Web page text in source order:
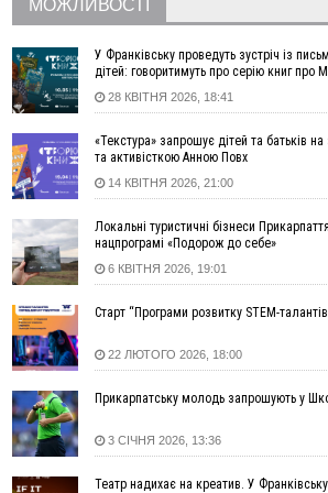
17:20
Українці подали рекордну кількість
Які спеціальності обирають
16:43
Зарплати на Прикарпатті за місяць
середньої по Україні ще далеко
був повторно затриманий
15:54
Прикарпатець прийшов у Пенсійний та
гранату, бо йому не нарахували пенсію
14:59
У Болгарії затримали прикарпатця,
наркотики для міжнародного синдикату
14:47
Стефанішина отримала нову підозру. Їй
14:02
«Пілот з Лондона» видурив у жительки
майже 64 тисячі гривень
13:13
У четвер на Прикарпатті очікується
13:00
На Снятинщині спіймали чоловіка,
у полі невідому речовину
12:29
У МОЗ змінили підхід до
роботи стаціонарів
МОЖЛИВОСТІ
У Франківську проведуть зустріч із
дітей: говоритимуть про серію книг про
28 КВІТНЯ 2026, 18:41
«Текстура» запрошує дітей та батьків
та активісткою Анною Повх
14 КВІТНЯ 2026, 21:00
Локальні туристичні бізнеси
нацпрограмі «Подорож до себе»
6 КВІТНЯ 2026, 19:01
Старт “Програми розвитку STEM-
22 ЛЮТОГО 2026, 18:00
Прикарпатську молодь запрошують у
3 СІЧНЯ 2026, 13:36
Театр надихає на креатив. У